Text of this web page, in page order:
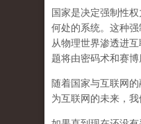
国家是决定强制性
何处的系统。这种
从物理世界渗透进
题将由密码术和赛博
随着国家与互联网
为互联网的未来，我